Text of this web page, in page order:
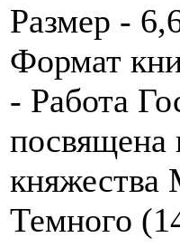
Размер -
Формат
- Работа
посвящена
княжества
Темного